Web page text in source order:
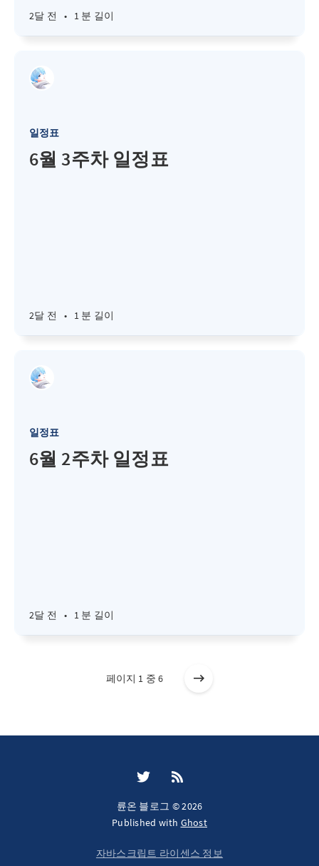
2달 전 • 1 분 길이
일정표
6월 3주차 일정표
2달 전 • 1 분 길이
일정표
6월 2주차 일정표
2달 전 • 1 분 길이
페이지 1 중 6
륜온 블로그 © 2026
Published with Ghost
자바스크립트 라이센스 정보